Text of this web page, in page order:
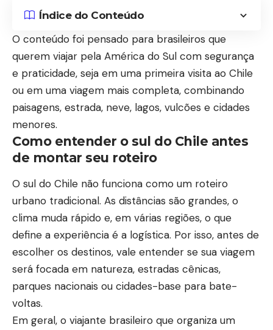
Índice do Conteúdo
O conteúdo foi pensado para brasileiros que
querem viajar pela América do Sul com segurança
e praticidade, seja em uma primeira visita ao Chile
ou em uma viagem mais completa, combinando
paisagens, estrada, neve, lagos, vulcões e cidades
menores.
Como entender o sul do Chile antes
de montar seu roteiro
O sul do Chile não funciona como um roteiro
urbano tradicional. As distâncias são grandes, o
clima muda rápido e, em várias regiões, o que
define a experiência é a logística. Por isso, antes de
escolher os destinos, vale entender se sua viagem
será focada em natureza, estradas cênicas,
parques nacionais ou cidades-base para bate-
voltas.
Em geral, o viajante brasileiro que organiza um